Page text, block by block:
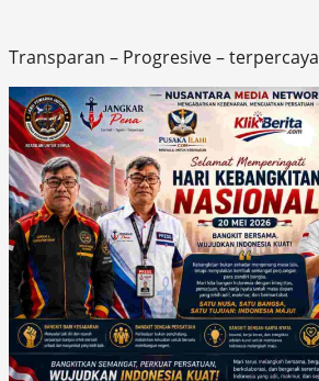
Transparan – Progresive – terpercaya